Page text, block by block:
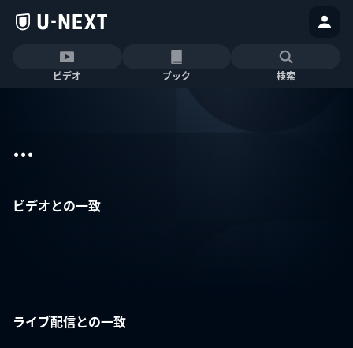
ビデオ ブック 検索
...
ビデオとの一致
ライブ配信との一致